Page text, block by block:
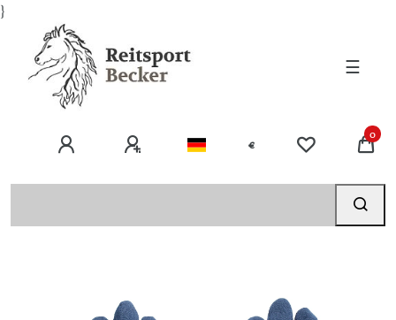
}
☰
€
0